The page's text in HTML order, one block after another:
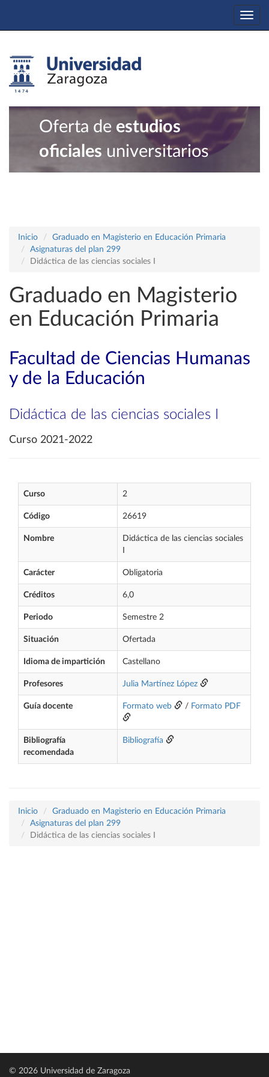
Oferta de estudios
oficiales universitarios
Inicio
Graduado en Magisterio en Educación Primaria
Asignaturas del plan 299
Didáctica de las ciencias sociales I
Graduado en Magisterio
en Educación Primaria
Facultad de Ciencias Humanas
y de la Educación
Didáctica de las ciencias sociales I
Curso 2021-2022
Curso 2
Código 26619
Nombre
Didáctica de las ciencias sociales
Carácter Obligatoria
Créditos 6,0
Periodo Semestre 2
Situación Ofertada
Idioma de impartición Castellano
Profesores Julia Martínez López
Guía docente Formato web / Formato PDF
Bibliografía
recomendada
Bibliografía
Inicio
Graduado en Magisterio en Educación Primaria
Asignaturas del plan 299
Didáctica de las ciencias sociales I
© 2026 Universidad de Zaragoza